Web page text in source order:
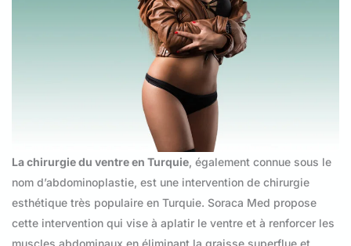
La chirurgie du ventre en Turquie, également connue sous le
nom d’abdominoplastie, est une intervention de chirurgie
esthétique très populaire en Turquie. Soraca Med propose
cette intervention qui vise à aplatir le ventre et à renforcer les